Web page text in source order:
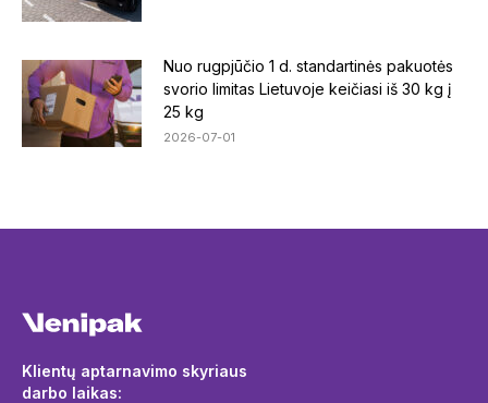
Nuo rugpjūčio 1 d. standartinės pakuotės
svorio limitas Lietuvoje keičiasi iš 30 kg į
25 kg
2026-07-01
Klientų aptarnavimo skyriaus
darbo laikas: